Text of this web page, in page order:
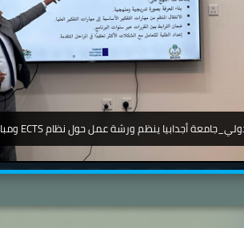
جامعة_اجدابيا_ تشارك في مؤتمر دولي عن أمرض الجلدية